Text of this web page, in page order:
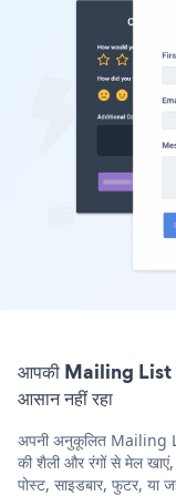
आपकी Mailing List
आसान नहीं रहा
अपनी अनुकूलित Mailing
की शैली और रंगों से मेल
पोस्ट, साइडबार, फुटर, या